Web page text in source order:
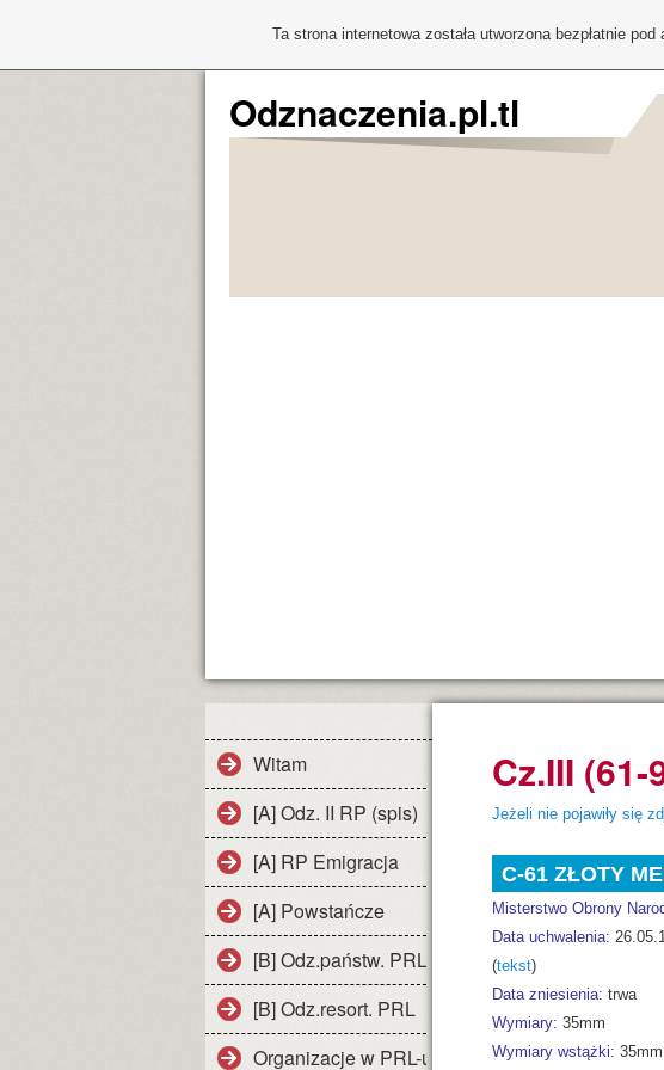
Odznaczenia.pl.tl
Witam
[A] Odz. II RP (spis)
[A] RP Emigracja
[A] Powstańcze
[B] Odz.państw. PRL
[B] Odz.resort. PRL
Organizacje w PRL-u
Cz.III
Jeżeli nie pojawiły się
C-61 ZŁOTY
Misterstwo Obrony
Data uchwalenia:
(tekst)
Data zniesienia: trwa
Wymiary: 35mm
Wymiary wstążki: 35mm
Ta strona internetowa została utworzona bezpłatnie pod